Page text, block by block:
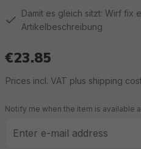
Damit es gleich sitzt: Wirf fix
Artikelbeschreibung
€23.85
Prices incl. VAT plus shipping
Notify me when the item is available